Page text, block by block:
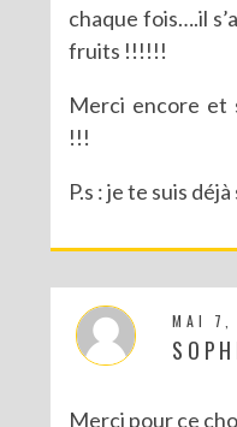
chaque fois….il
fruits !!!!!!
Merci encore et
!!!
P.s : je te suis
MAI 7,
Merci pour ce